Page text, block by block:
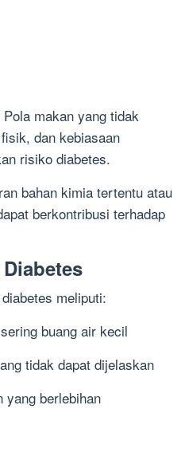
makan yang tidak
dan kebiasaan
risiko diabetes.
bahan kimia tertentu atau
berkontribusi terhadap
meliputi:
buang air kecil
tidak dapat dijelaskan
yang berlebihan